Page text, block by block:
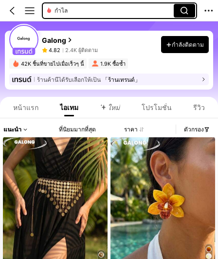
กำไล
Galong
4.82 2.4K ผู้ติดตาม
กำลังติดตาม
42K ชิ้นที่ขายไปเมื่อเร็วๆ นี้ 1.9K ซื้อซ้ำ
ร้านค้านี้ได้รับเลือกให้เป็น 「ร้านเทรนด์」
หน้าแรก ไอเทม ใหม่ โปรโมชั่น รีวิว
แนะนำ ที่นิยมมากที่สุด ราคา ตัวกรอง